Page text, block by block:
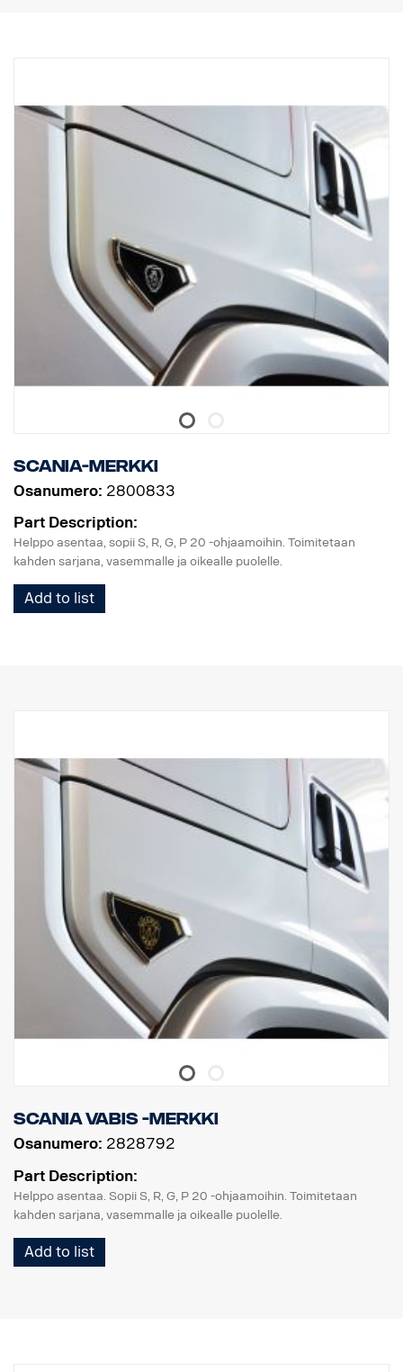
Scania-merkki
Osanumero: 2800833
Part Description:
Helppo asentaa, sopii S, R, G, P 20 -ohjaamoihin. Toimitetaan
kahden sarjana, vasemmalle ja oikealle puolelle.
Add to list
Scania Vabis -merkki
Osanumero: 2828792
Part Description:
Helppo asentaa. Sopii S, R, G, P 20 -ohjaamoihin. Toimitetaan
kahden sarjana, vasemmalle ja oikealle puolelle.
Add to list